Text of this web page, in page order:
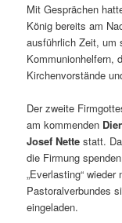
Mit Gesprächen
König bereits am
ausführlich Zeit, um
Kommunionhelfern,
Kirchenvorstände
Der zweite
am kommenden
Josef Nette statt.
die Firmung
„Everlasting“
Pastoralverbundes
eingeladen.